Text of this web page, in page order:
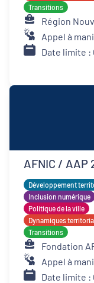
Transitions
Région
Appel à
Date limite
AFNIC /
Développement
Inclusion numérique
Politique de la ville
Dynamiques
Transitions
Fondation
Appel à
Date limite :